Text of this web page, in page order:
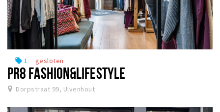
local_offer 1 gesloten
PR8 FASHION&LIFESTYLE
Dorpstraat 99, Ulvenhout